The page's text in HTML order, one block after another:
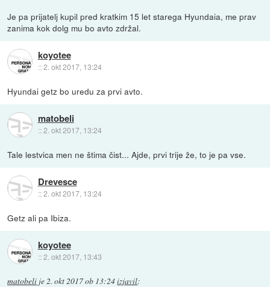
Je pa prijatelj kupil pred kratkim 15 let starega Hyundaia, me prav
zanima kok dolg mu bo avto zdržal.
koyotee
::2. okt 2017, 13:24
Hyundai getz bo uredu za prvi avto.
matobeli
::2. okt 2017, 13:24
Tale lestvica men ne štima čist... Ajde, prvi trije že, to je pa vse.
Drevesce
::2. okt 2017, 13:24
Getz ali pa Ibiza.
koyotee
::2. okt 2017, 13:43
matobeli je2. okt 2017 ob 13:24izjavil: